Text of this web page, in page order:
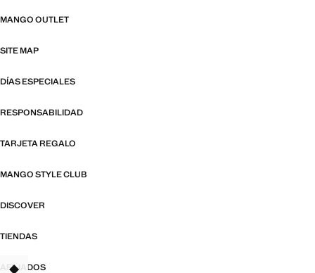
MANGO OUTLET
SITE MAP
DÍAS ESPECIALES
RESPONSABILIDAD
TARJETA REGALO
MANGO STYLE CLUB
DISCOVER
TIENDAS
AFILIADOS